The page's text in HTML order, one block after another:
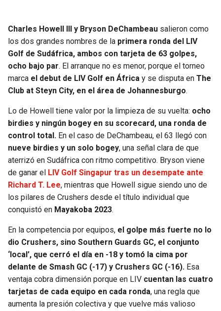
CARDINALS
RAMS
49ERS
SEAHAWKS
PACKERS
FALCONS
PANTHERS
SAINTS
MAVERICKS
ROCKETS
GRIZZLIES
PELICANS
TIMBERWOLVES
TRAIL BLAZERS
JAZZ
Charles Howell III y Bryson DeChambeau salieron como
los dos grandes nombres de la primera ronda del LIV
Golf de Sudáfrica, ambos con tarjeta de 63 golpes,
ocho bajo par. El arranque no es menor, porque el torneo
marca el debut de LIV Golf en África y se disputa en The
Club at Steyn City, en el área de Johannesburgo.
Lo de Howell tiene valor por la limpieza de su vuelta: ocho
birdies y ningún bogey en su scorecard, una ronda de
control total. En el caso de DeChambeau, el 63 llegó con
nueve birdies y un solo bogey, una señal clara de que
aterrizó en Sudáfrica con ritmo competitivo. Bryson viene
de ganar el LIV Golf Singapur tras un desempate ante
Richard T. Lee, mientras que Howell sigue siendo uno de
los pilares de Crushers desde el título individual que
conquistó en Mayakoba 2023.
En la competencia por equipos, el golpe más fuerte no lo
dio Crushers, sino Southern Guards GC, el conjunto
‘local’, que cerró el día en -18 y tomó la cima por
delante de Smash GC (-17) y Crushers GC (-16). Esa
ventaja cobra dimensión porque en LIV cuentan las cuatro
tarjetas de cada equipo en cada ronda, una regla que
aumenta la presión colectiva y que vuelve más valioso